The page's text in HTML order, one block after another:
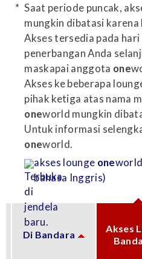
Saat periode puncak,
mungkin dibatasi
Akses tersedia pada
penerbangan Anda
maskapai anggota one
Akses ke beberapa
pihak ketiga atas nama
oneworld mungkin
Untuk informasi
oneworld.
akses lounge one
bahasa Inggris)
Di Bandara
Akses